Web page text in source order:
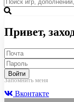
Привет,
Войти
Запомнить меня
Вконтакте